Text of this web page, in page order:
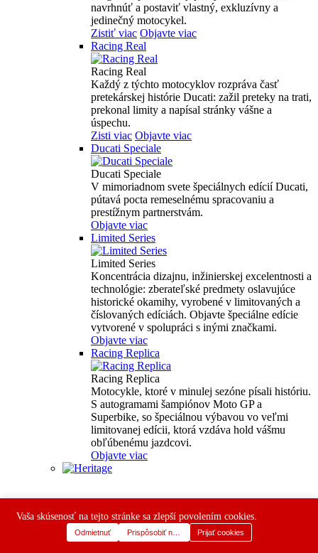
navrhnúť a postaviť vlastný, exkluzívny a
jedinečný motocykel.
Zistiť viac Objavte viac
Racing Real
Racing Real
Každý z týchto motocyklov rozpráva časť
pretekárskej histórie Ducati: zažil preteky na trati,
prekonal limity a napísal stránky vášne a
úspechu.
Zisti viac Objavte viac
Ducati Speciale
Ducati Speciale
V mimoriadnom svete špeciálnych edícií Ducati,
pútavá pocta remeselnému spracovaniu a
prestížnym partnerstvám.
Objavte viac
Limited Series
Limited Series
Koncentrácia dizajnu, inžinierskej excelentnosti a
technológie: zberateľské predmety oslavujúce
historické okamihy, vyrobené v limitovaných a
číslovaných edíciách. Objavte špeciálne edície
vytvorené v spolupráci s inými značkami.
Objavte viac
Racing Replica
Racing Replica
Motocykle, ktoré v minulej sezóne písali históriu.
S autogramami šampiónov Moto GP a
Superbike, so špeciálnou výbavou vo veľmi
limitovanej edícii, ktorá vzdáva hold vášmu
obľúbenému jazdcovi.
Objavte viac
Vaša skúsenosť na tejto stránke sa zlepší povolením cookies.
Odmietnuť Prispôsobiť nastaveniaPrijať cookies